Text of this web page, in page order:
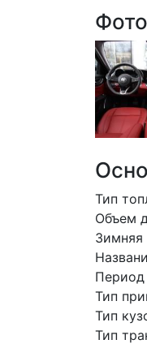
Тип
Объем
Зимняя
Период
Тип
Тип
Тип